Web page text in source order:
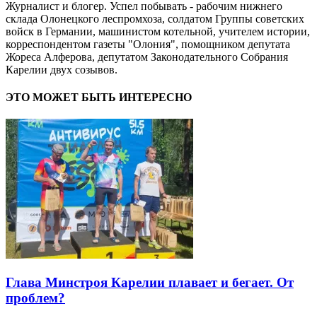
Журналист и блогер. Успел побывать - рабочим нижнего
склада Олонецкого леспромхоза, солдатом Группы советских
войск в Германии, машинистом котельной, учителем истории,
корреспондентом газеты "Олония", помощником депутата
Жореса Алферова, депутатом Законодательного Собрания
Карелии двух созывов.
ЭТО МОЖЕТ БЫТЬ ИНТЕРЕСНО
Глава Минстроя Карелии плавает и бегает. От
проблем?